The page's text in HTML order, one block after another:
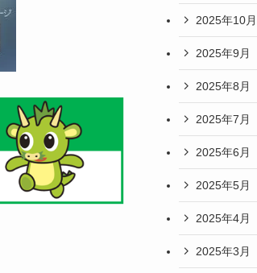
2025年10月
2025年9月
2025年8月
2025年7月
2025年6月
2025年5月
2025年4月
2025年3月